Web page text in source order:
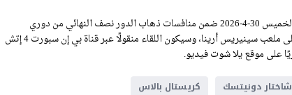
مشاهدة مباراة كريستال بالاس وشاختار دونيتسك بث مباشر اليوم الخميس 30-4-2026 ضمن منافسات ذهاب الدور نصف النهائي من دوري
المؤتمر الأوروبي crystal palace VS shakhtar donetsk Live Stream على ملعب سينيريس أرينا، وسيكون اللقاء منقولًا عبر قناة بي إن سبورت 4 إتش
شاختار دونيتسك
كريستال بالاس